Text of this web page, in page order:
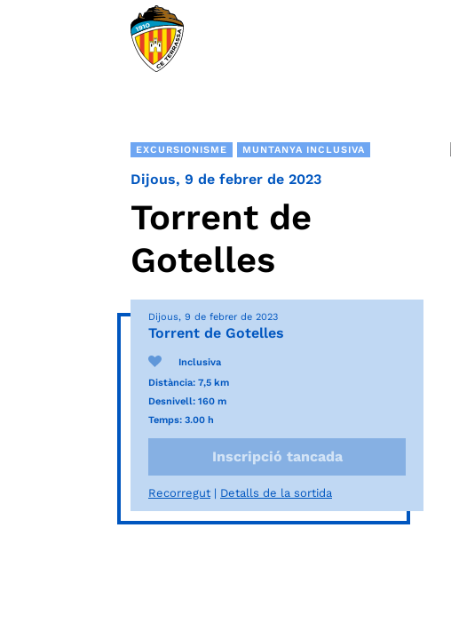
EXCURSIONISME MUNTANYA INCLUSIVA
Dijous, 9 de febrer de 2023
Torrent de
Gotelles
Dijous, 9 de febrer de 2023
Torrent de Gotelles
Inclusiva
Distància: 7,5 km
Desnivell: 160 m
Temps: 3.00 h
Inscripció tancada
Recorregut Detalls de la sortida